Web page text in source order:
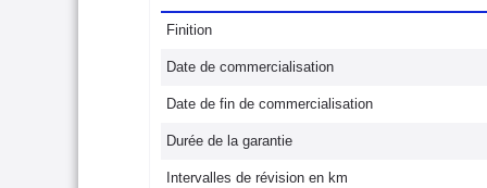
Finition
Date de commercialisation
Date de fin de commercialisation
Durée de la garantie
Intervalles de révision en km